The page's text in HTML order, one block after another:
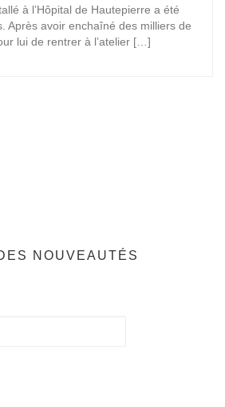
à l’Hôpital de Hautepierre a été
Après avoir enchaîné des milliers de
lui de rentrer à l’atelier […]
NOUVEAUTÉS